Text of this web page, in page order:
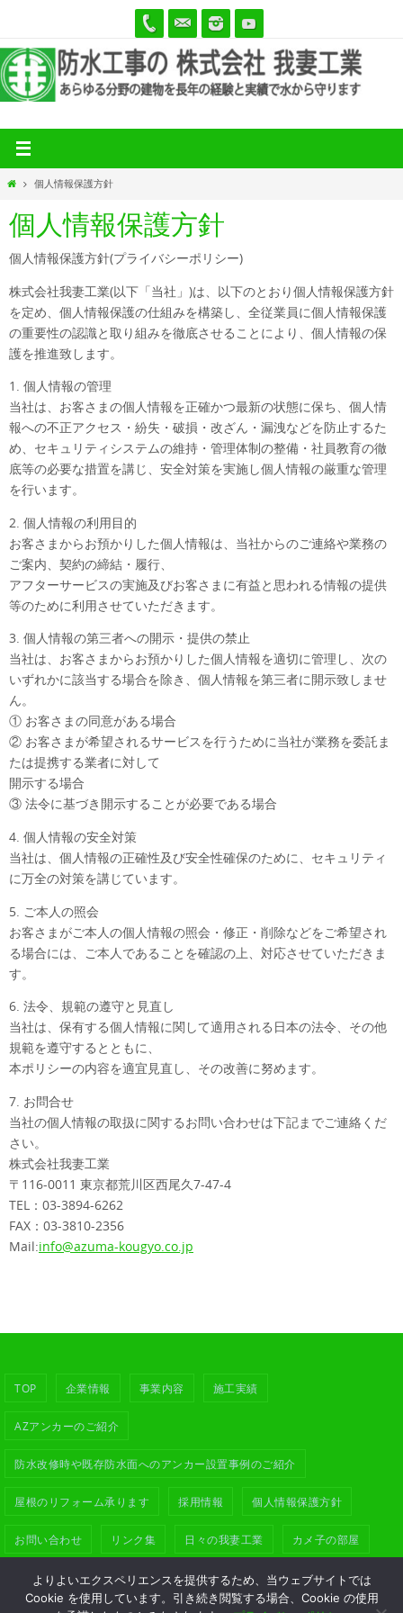
テ
ン
ツ
ッ
ホ
ム
個人情報保護方針
個人情報保護方針
個人情報保護方針(プライバシーポリシー)
株式会社我妻工業(以下「当社」)は、以下のとおり個人情報保護方針
を定め、個人情報保護の仕組みを構築し、全従業員に個人情報保護
の重要性の認識と取り組みを徹底させることにより、個人情報の保
護を推進致します。
1. 個人情報の管理
当社は、お客さまの個人情報を正確かつ最新の状態に保ち、個人情
報への不正アクセス・紛失・破損・改ざん・漏洩などを防止するた
め、セキュリティシステムの維持・管理体制の整備・社員教育の徹
底等の必要な措置を講じ、安全対策を実施し個人情報の厳重な管理
を行います。
2. 個人情報の利用目的
お客さまからお預かりした個人情報は、当社からのご連絡や業務の
ご案内、契約の締結・履行、
アフターサービスの実施及びお客さまに有益と思われる情報の提供
等のために利用させていただきます。
3. 個人情報の第三者への開示・提供の禁止
当社は、お客さまからお預かりした個人情報を適切に管理し、次の
いずれかに該当する場合を除き、個人情報を第三者に開示致しませ
ん。
① お客さまの同意がある場合
② お客さまが希望されるサービスを行うために当社が業務を委託ま
たは提携する業者に対して
開示する場合
③ 法令に基づき開示することが必要である場合
4. 個人情報の安全対策
当社は、個人情報の正確性及び安全性確保のために、セキュリティ
に万全の対策を講じています。
5. ご本人の照会
お客さまがご本人の個人情報の照会・修正・削除などをご希望され
る場合には、ご本人であることを確認の上、対応させていただきま
す。
6. 法令、規範の遵守と見直し
当社は、保有する個人情報に関して適用される日本の法令、その他
規範を遵守するとともに、
本ポリシーの内容を適宜見直し、その改善に努めます。
7. お問合せ
当社の個人情報の取扱に関するお問い合わせは下記までご連絡くだ
さい。
株式会社我妻工業
〒116-0011 東京都荒川区西尾久7-47-4
TEL：03-3894-6262
FAX：03-3810-2356
Mail:info@azuma-kougyo.co.jp
TOP 企業情報 事業内容 施工実績
AZアンカーのご紹介
防水改修時や既存防水面へのアンカー設置事例のご紹介
屋根のリフォーム承ります 採用情報 個人情報保護方針
お問い合わせ リンク集 日々の我妻工業 カメ子の部屋
シェルターインクルーシブプレイス コパル（山形市南部児童遊戯施設）
よりよいエクスペリエンスを提供するため、当ウェブサイトでは
Cookie を使用しています。引き続き閲覧する場合、Cookie の使用